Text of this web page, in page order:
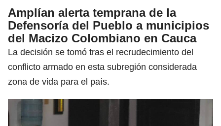
Amplían alerta temprana de la
Defensoría del Pueblo a municipios
del Macizo Colombiano en Cauca
La decisión se tomó tras el recrudecimiento del
conflicto armado en esta subregión considerada
zona de vida para el país.